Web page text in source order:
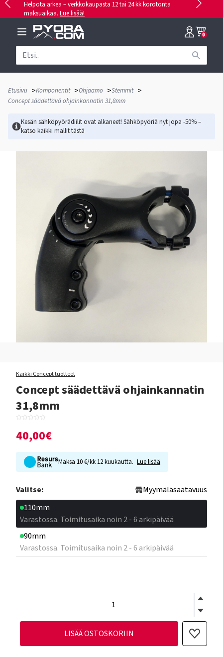
Helpota arkea – verkkokaupasta 12 tai 24 kk korotonta
maksuaikaa. Lue lisää!
0
Etusivu >Komponentit >Ohjaamo >Stemmit >
Concept säädettävä ohjainkannatin 31,8mm
Kesän sähköpyörädiilit ovat alkaneet! Sähköpyöriä nyt jopa -50% –
katso kaikki mallittästä
Kaikki Concept tuotteet
Concept säädettävä ohjainkannatin
31,8mm
40,00€
Maksa 10 €/kk 12 kuukautta. Lue lisää
Valitse:
Myymäläsaatavuus
110mm
Varastossa. Toimitusaika noin 2 - 6 arkipäivää
90mm
Varastossa. Toimitusaika noin 2 - 6 arkipäivää
LISÄÄ OSTOSKORIIN